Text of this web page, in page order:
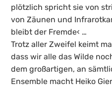
plötzlich spricht sie von
von Zäunen und
bleibt der Fremde‹ …
Trotz aller Zweifel keimt
dass wir alle das Wilde
dem großartigen, an
Ensemble macht Heiko